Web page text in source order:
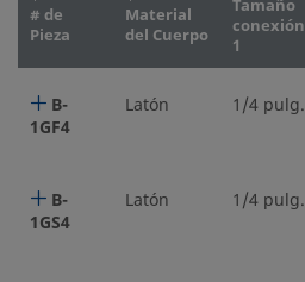
# de
Pieza
Material
del Cuerpo
Tamaño
conexión
1
B-
1GF4
Latón 1/4 pulg.
B-
1GS4
Latón 1/4 pulg.